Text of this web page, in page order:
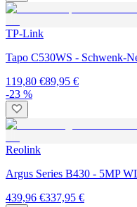
TP-Link
Tapo C530WS - Schwenk-
119,80 €89,95 €
-23 %
Reolink
Argus Series B430 - 5MP
439,96 €337,95 €